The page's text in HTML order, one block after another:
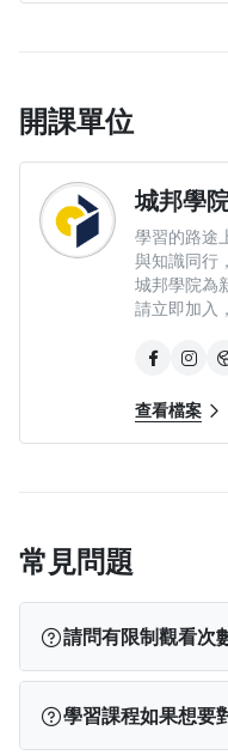
所訂業務需要之目的，城
除本集團外，亦可能包括
service@cite.com.tw
。
瞭解本集團蒐集、處理或
買本集團之課程，即視為
開課單位
城邦學
學習的路途
與知識同行
城邦學院為
請立即加入
查看檔案
常見問題
請問有限制觀看次
本課程為預先企劃、
只要登入帳號，就能
學習課程如果想要